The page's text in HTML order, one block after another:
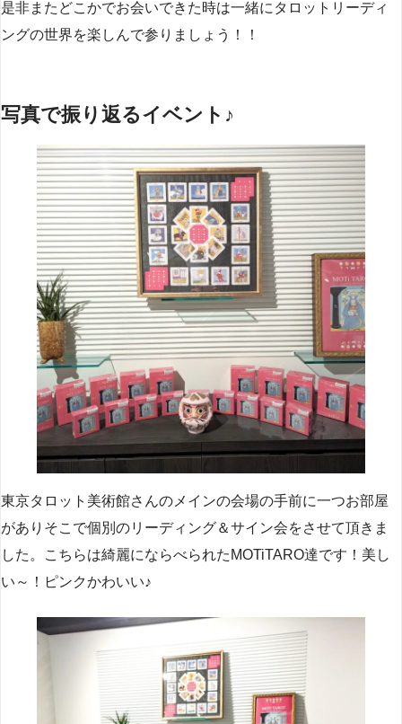
是非またどこかでお会いできた時は一緒にタロットリーディ
ングの世界を楽しんで参りましょう！！
写真で振り返るイベント♪
東京タロット美術館さんのメインの会場の手前に一つお部屋
がありそこで個別のリーディング＆サイン会をさせて頂きま
した。こちらは綺麗にならべられたMOTiTARO達です！美し
い～！ピンクかわいい♪